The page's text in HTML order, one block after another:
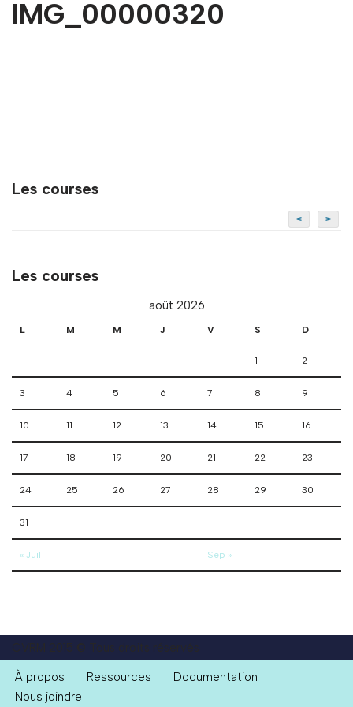
IMG_00000320
Les courses
< >
Les courses
août 2026
L M M J V S D
1 2
3 4 5 6 7 8 9
10 11 12 13 14 15 16
17 18 19 20 21 22 23
24 25 26 27 28 29 30
31
« Juil Sep »
CVRM 2015 © Tous droits réservés
À propos Ressources
Documentation
Nous joindre